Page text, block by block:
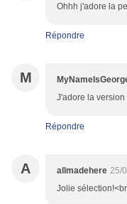
Ohhh j'adore la
Répondre
M
J'adore la
Répondre
A allmadehere 25/
Jolie